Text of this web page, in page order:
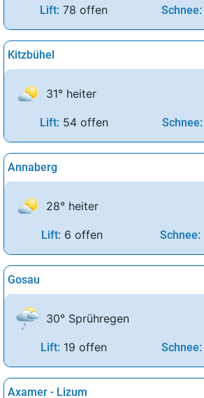
Lift: 78 offen Schnee:
Kitzbühel
31° heiter
Lift: 54 offen Schnee:
Annaberg
28° heiter
Lift: 6 offen Schnee:
Gosau
30° Sprühregen
Lift: 19 offen Schnee:
Axamer - Lizum